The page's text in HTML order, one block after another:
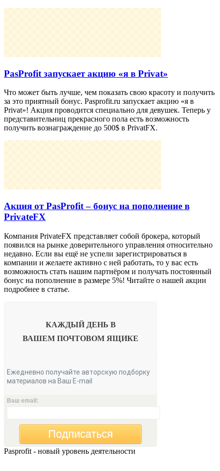
PasProfit запускает акцию «я в Privat»
Что может быть лучше, чем показать свою красоту и получить
за это приятный бонус. Pasprofit.ru запускает акцию «я в
Privat»! Акция проводится специально для девушек. Теперь у
представительниц прекрасного пола есть возможность
получить вознаграждение до 500$ в PrivatFX.
Акция от PasProfit – бонус на пополнение в
PrivateFX
Компания PrivateFX представляет собой брокера, который
появился на рынке доверительного управления относительно
недавно. Если вы ещё не успели зарегистрироваться в
компании и желаете активно с ней работать, то у вас есть
возможность стать нашим партнёром и получать постоянный
бонус на пополнение в размере 5%! Читайте о нашей акции
подробнее в статье.
КАЖДЫЙ ДЕНЬ В
ВАШЕМ ПОЧТОВОМ ЯЩИКЕ
Ежедневно получайте авторскую подборку
материалов на Ваш E-mail
Ваш email:
Подписаться
Pasprofit - новый уровень деятельности